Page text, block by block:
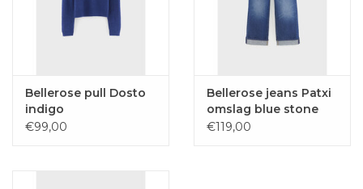
Bellerose pull Dosto
indigo
€99,00
Bellerose jeans Patxi
omslag blue stone
€119,00